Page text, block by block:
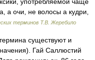
а очи, не волосы а кудри,
терминов Т.В. Жеребило
существуют и
Гай Саллюстий